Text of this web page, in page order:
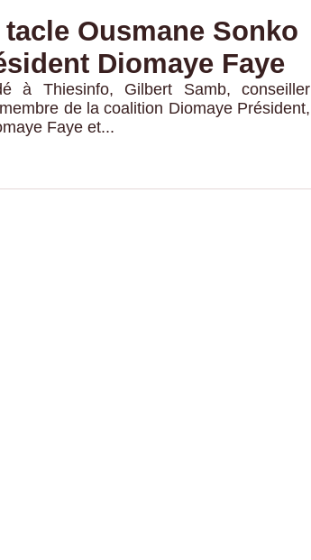
Ousmane Sonko
Diomaye Faye
à Thiesinfo, Gilbert Samb, conseiller
de la coalition Diomaye Président,
Faye et...